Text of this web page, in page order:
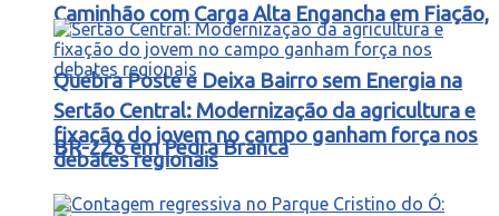
Caminhão com Carga Alta Engancha em Fiação,
Quebra Poste e Deixa Bairro sem Energia na
BR-226 em Pedra Branca
Sertão Central: Modernização da agricultura e
fixação do jovem no campo ganham força nos
debates regionais